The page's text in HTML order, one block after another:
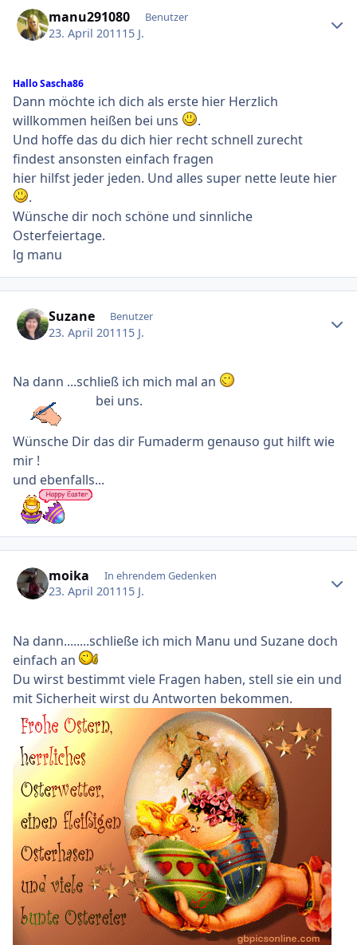
manu291080 Benutzer
23. April 2011 15 J.
Hallo Sascha86
Dann möchte ich dich als erste hier Herzlich
willkommen heißen bei uns
.
Und hoffe das du dich hier recht schnell zurecht
findest ansonsten einfach fragen
hier hilfst jeder jeden. Und alles super nette leute hier
.
Wünsche dir noch schöne und sinnliche
Osterfeiertage.
lg manu
Suzane Benutzer
23. April 2011 15 J.
Na dann ...schließ ich mich mal an
bei uns.
Wünsche Dir das dir Fumaderm genauso gut hilft wie
mir !
und ebenfalls...
moika In ehrendem Gedenken
23. April 2011 15 J.
Na dann........schließe ich mich Manu und Suzane doch
einfach an
Du wirst bestimmt viele Fragen haben, stell sie ein und
mit Sicherheit wirst du Antworten bekommen.